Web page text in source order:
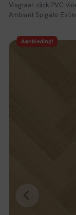
Visgraat click PVC
Ambiant Spigato
Aanbieding!